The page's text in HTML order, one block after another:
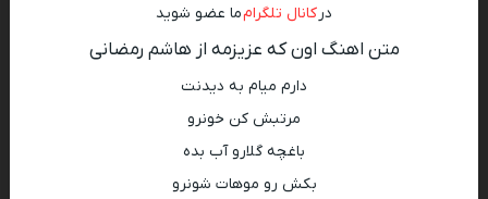
در کانال تلگرامما عضو شوید
متن اهنگ اون که عزیزمه از هاشم رمضانی
دارم میام به دیدنت
مرتبش کن خونرو
باغچه گلارو آب بده
بکش رو موهات شونرو